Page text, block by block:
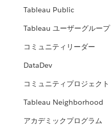
Tableau Public
Tableau ユーザーグループ
コミュニティリーダー
DataDev
コミュニティプロジェクト
Tableau Neighborhood
アカデミックプログラム